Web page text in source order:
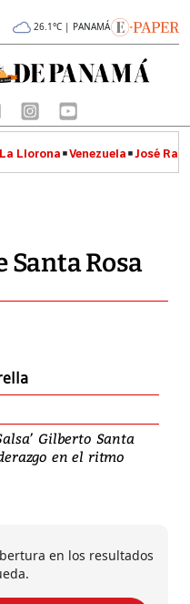
26.1°C | PANAMÁ
La Llorona Venezuela José
Santa Rosa
Gilberto Santa
en el ritmo
en los resultados